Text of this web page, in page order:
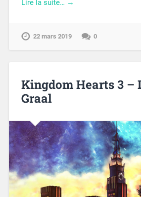
Lire la suite… →
22 mars 2019 0
Kingdom Hearts 3 –
Graal